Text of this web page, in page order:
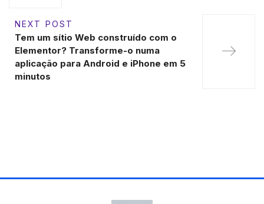
NEXT POST
Tem um sítio Web construído com o
Elementor? Transforme-o numa
aplicação para Android e iPhone em 5
minutos